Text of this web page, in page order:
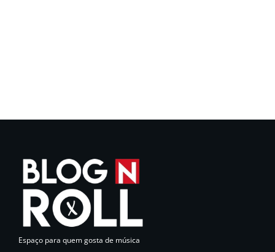
Espaço para quem gosta de música